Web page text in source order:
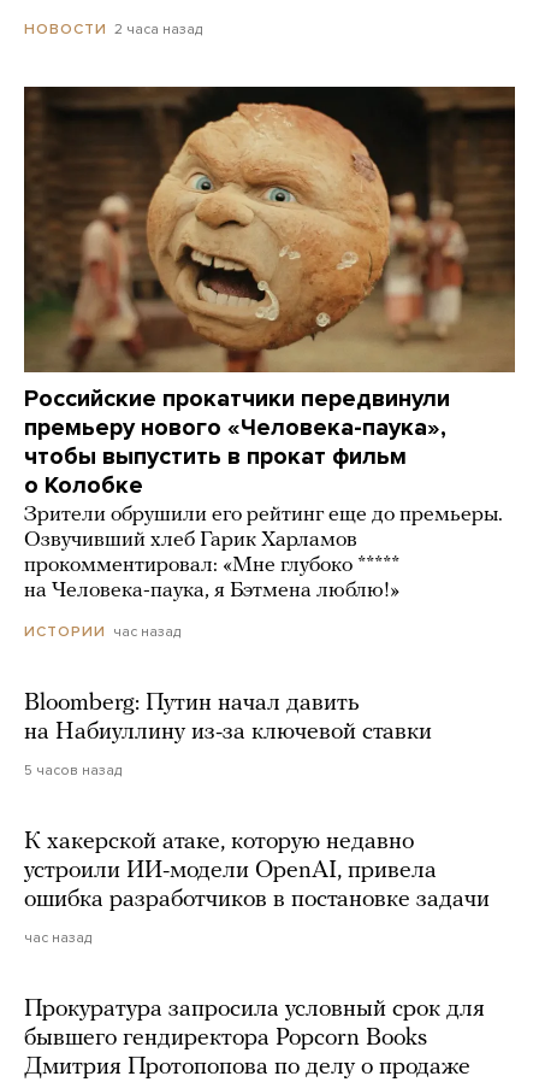
НОВОСТИ 2 часа назад
Российские прокатчики передвинули
премьеру нового «Человека-паука»,
чтобы выпустить в прокат фильм
о Колобке
Зрители обрушили его рейтинг еще до премьеры.
Озвучивший хлеб Гарик Харламов
прокомментировал: «Мне глубоко *****
на Человека-паука, я Бэтмена люблю!»
ИСТОРИИ час назад
Bloomberg: Путин начал давить
на Набиуллину из-за ключевой ставки
5 часов назад
К хакерской атаке, которую недавно
устроили ИИ-модели OpenAI, привела
ошибка разработчиков в постановке задачи
час назад
Прокуратура запросила условный срок для
бывшего гендиректора Popcorn Books
Дмитрия Протопопова по делу о продаже